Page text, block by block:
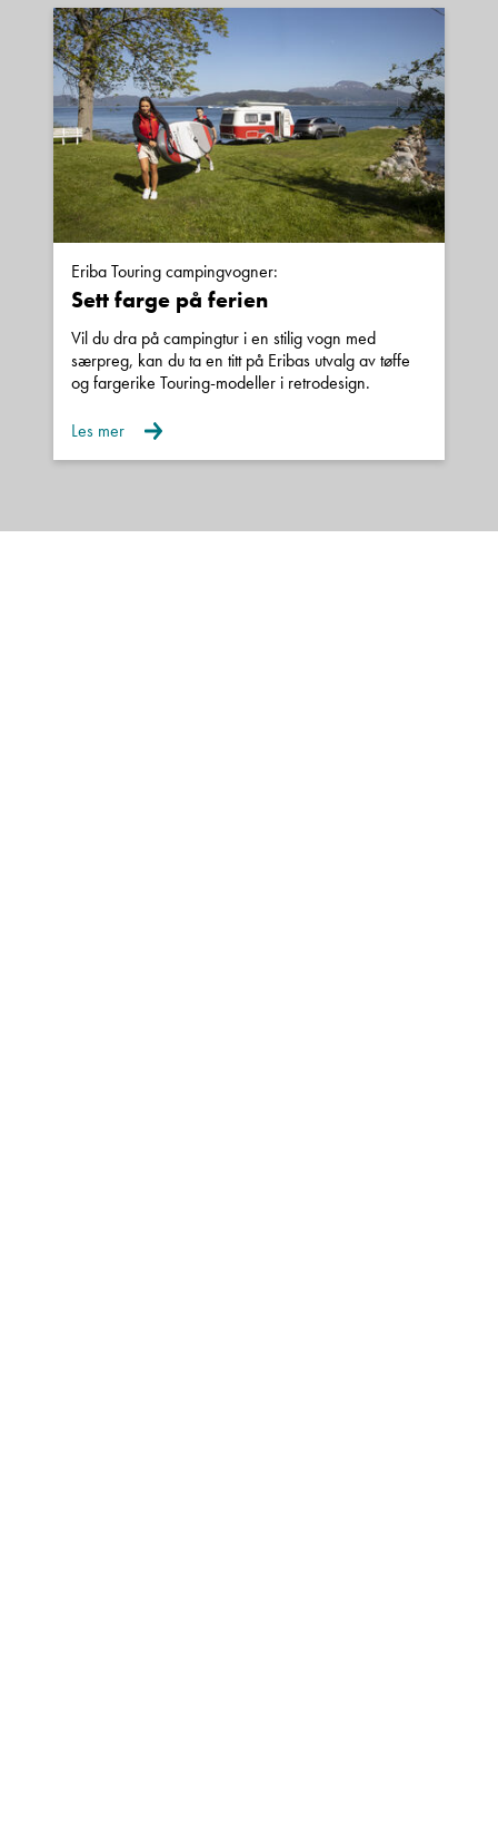
Kjøretøyets vekt vil kunne variere fra den
egenvekt som er angitt i vognkortet.
Vekten av ekstrautstyr som påmonteres eller er
påmontert av produsenten og/eller senere av
andre, vil komme i tillegg til den vekten som er
angitt som egenvekt i vognkortet.
Vi tar forbehold om feil i annonsen.
Eriba Touring campingvogner:
Sett farge på ferien
Vil du dra på campingtur i en stilig vogn med
særpreg, kan du ta en titt på Eribas utvalg av tøffe
og fargerike Touring-modeller i retrodesign.
Les mer